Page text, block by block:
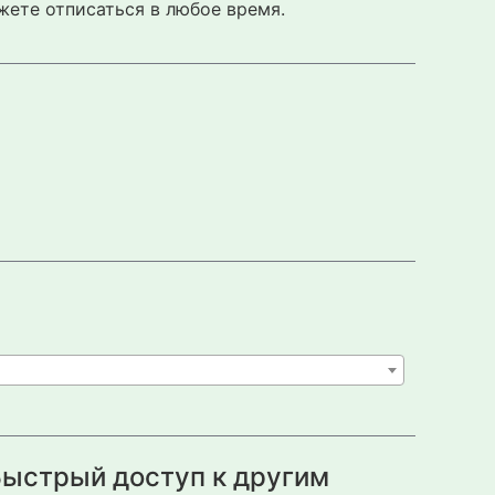
отписаться в любое время.
доступ к другим